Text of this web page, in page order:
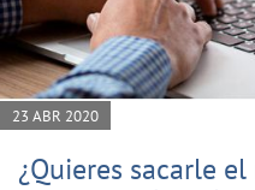
23 ABR 2020
¿Quieres sacarle